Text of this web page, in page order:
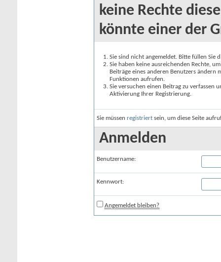
keine Rechte
könnte einer der
Sie sind nicht angemeldet. Bitte füllen Sie
Sie haben keine ausreichenden Rechte,
Beiträge eines anderen Benutzers
Funktionen aufrufen.
Sie versuchen einen Beitrag zu verfassen
Aktivierung Ihrer Registrierung.
Sie müssen registriert sein, um diese Seite
Anmelden
Benutzername:
Kennwort:
Angemeldet bleiben?